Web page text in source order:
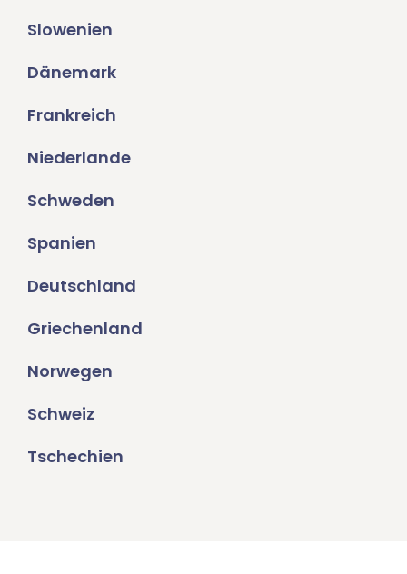
Slowenien
Dänemark
Frankreich
Niederlande
Schweden
Spanien
Deutschland
Griechenland
Norwegen
Schweiz
Tschechien